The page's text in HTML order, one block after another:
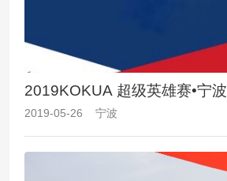
2019KOKUA 超级英雄赛•宁波
2019-05-26 宁波